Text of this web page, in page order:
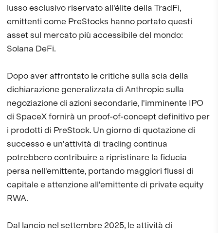
lusso esclusivo riservato all'élite della TradFi,
emittenti come PreStocks hanno portato questi
asset sul mercato più accessibile del mondo:
Solana DeFi.
Dopo aver affrontato le critiche sulla scia della
dichiarazione generalizzata di Anthropic sulla
negoziazione di azioni secondarie, l'imminente IPO
di SpaceX fornirà un proof-of-concept definitivo per
i prodotti di PreStock. Un giorno di quotazione di
successo e un'attività di trading continua
potrebbero contribuire a ripristinare la fiducia
persa nell'emittente, portando maggiori flussi di
capitale e attenzione all'emittente di private equity
RWA.
Dal lancio nel settembre 2025, le attività di